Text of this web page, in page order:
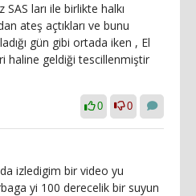
SAS ları ile birlikte halkı
ateş açtıkları ve bunu
gün gibi ortada iken , El
haline geldiği tescillenmiştir
0 0
izledigim bir video yu
yi 100 derecelik bir suyun